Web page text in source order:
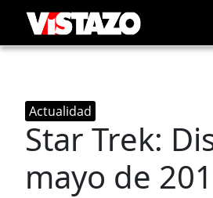
Actualidad
Star Trek:
mayo de